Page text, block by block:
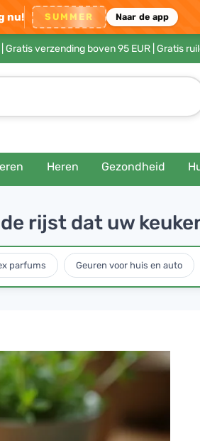
nu! SUMMER Naar de app
Gratis verzending boven 95 EUR| Gratis
Heren Gezondheid
rijst dat uw
parfums Geuren voor huis en auto